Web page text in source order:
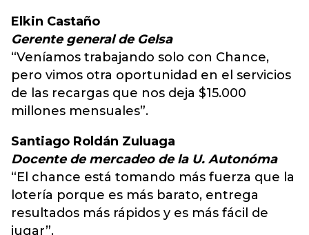
Elkin Castaño
Gerente general de Gelsa
“Veníamos trabajando solo con Chance,
pero vimos otra oportunidad en el servicios
de las recargas que nos deja $15.000
millones mensuales”.
Santiago Roldán Zuluaga
Docente de mercadeo de la U. Autonóma
“El chance está tomando más fuerza que la
lotería porque es más barato, entrega
resultados más rápidos y es más fácil de
jugar”.